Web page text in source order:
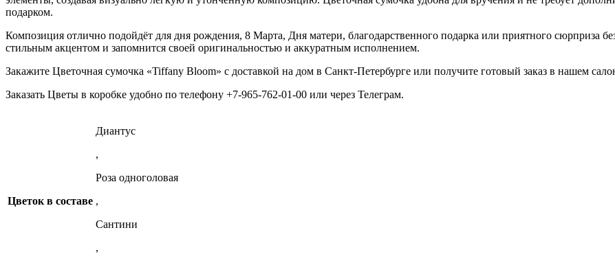
подарком.
Композиция отлично подойдёт для дня рождения, 8 Марта, Дня матери, благодарственного подарка или приятного сюрприза
стильным акцентом и запомнится своей оригинальностью и аккуратным исполнением.
Закажите Цветочная сумочка «Tiffany Bloom» c доставкой на дом в Санкт-Петербурге или получите готовый заказ в нашем
Заказать Цветы в коробке удобно по телефону +7-965-762-01-00 или через Телеграм.
Цветок в составе
Диантус
,
Роза одноголовая
,
Сантини
,